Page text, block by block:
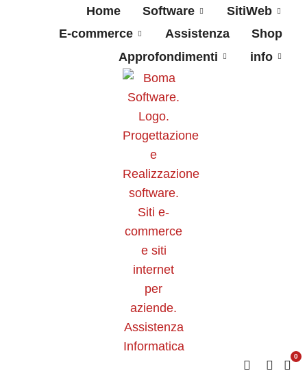
Home Software
SitiWeb
E-commerce
Assistenza
Shop
Approfondimenti
info
0